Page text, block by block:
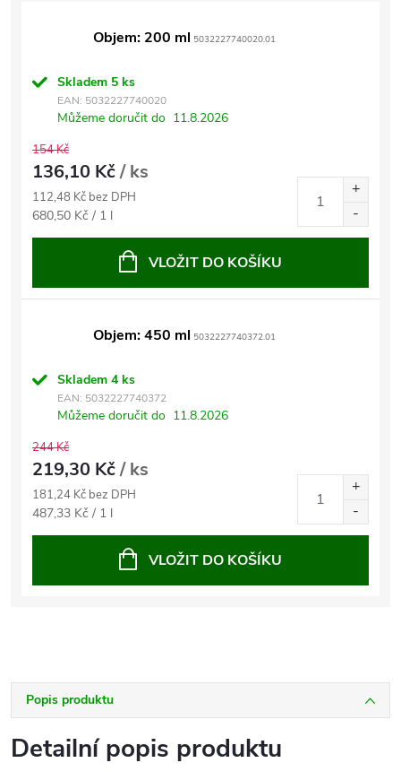
Objem: 200 ml 5032227740020.01
Skladem 5 ks
EAN: 5032227740020
Můžeme doručit do 11.8.2026
154 Kč
136,10 Kč/ ks
112,48 Kč bez DPH
Měrná
cena:
680,50 Kč / 1 l
VLOŽIT DO KOŠÍKU
Objem: 450 ml 5032227740372.01
Skladem 4 ks
EAN: 5032227740372
Můžeme doručit do 11.8.2026
244 Kč
219,30 Kč/ ks
181,24 Kč bez DPH
Měrná
cena:
487,33 Kč / 1 l
VLOŽIT DO KOŠÍKU
Popis produktu
Detailní popis produktu